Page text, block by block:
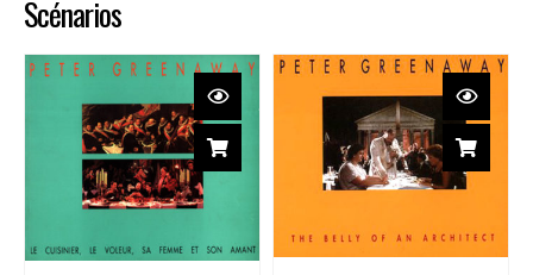
Scénarios